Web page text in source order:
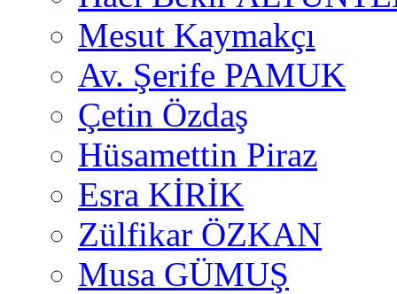
Mesut Kaymakçı
Av. Şerife PAMUK
Çetin Özdaş
Hüsamettin Piraz
Esra KİRİK
Zülfikar ÖZKAN
Musa GÜMUŞ